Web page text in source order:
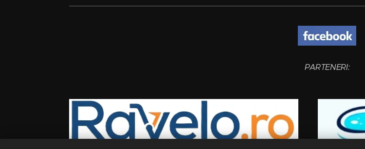
PARTENERI: